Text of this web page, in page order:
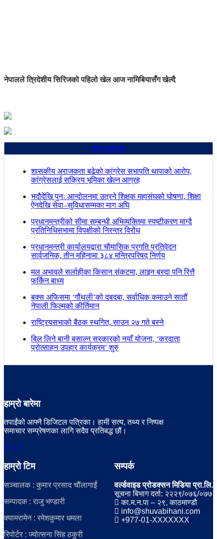
नेपालले त्रिदेशीय सिरिजको पहिलो खेल आज नामिबियासँग खेल्दै
ताजा अपडेट
शासकीय अराजकता बढेको कांग्रेस सभापति थापाको आरोप,
कांग्रेसलाई सक्रिय भूमिका खेल्न आग्रह
भदौदेखि पुनः आन्दोलनमा उत्रने शिक्षक महासंघको घोषणा, शिक्षा
ऐनदेखि सेवा–सुविधासम्मका माग अघि
प्रधानमन्त्रीको सीमा सम्बन्धी अभिव्यक्तिमा स्पष्टीकरण माग्दै
प्रतिनिधिसभामा विपक्षीको निरन्तर विरोध
प्रधानमन्त्री कार्यालयद्वारा चौमासिक प्रगति प्रतिवेदन
सार्वजनिक, तीन महिनामा ३८४ मन्त्रिपरिषद् निर्णय
मल अभावले सर्लाहीका किसान संकटमा, लाइन बस्दा पनि रित्तै
फर्किन बाध्य
बक्स अफिसमा ‘गौंथली’को दबदबा, सर्वाधिक कमाउने सातौं
नेपाली फिल्मको कीर्तिमान
राष्ट्रियसभाको बैठक स्थगित, साउन २७ गते बस्ने
बिल लिने बानी बसाल्न सरकारको नयाँ योजना, ‘करदाता
प्रोत्साहन उपहार कार्यक्रम’ शुरु
हाम्रो बारेमा
तपाईंको आफ्नै डिजिटल पत्रिका। हामी सत्य, तथ्य र निष्पक्ष
समाचार सम्प्रेषणका लागि सदैव प्रतिबद्ध छौं।
हाम्रो टिम
सञ्चालक : कुमार प्रसाद चौंलागाईं
सम्पादक : राजु भण्डारी
क्यामरामेन : रमेशकुमार धमला
रिपोर्टर : ज्योत्सना सिंह ठकुरी
सम्पर्क
वर्ल्डवाइड प्रोडक्सन मिडिया प्रा.लि.
सूचना बिभाग दर्ता: २२२९/०७६/०७७
का.म.न.पा – २९, काठमाण्डौ
info@shuvabihani.com
+977-01-XXXXXXX